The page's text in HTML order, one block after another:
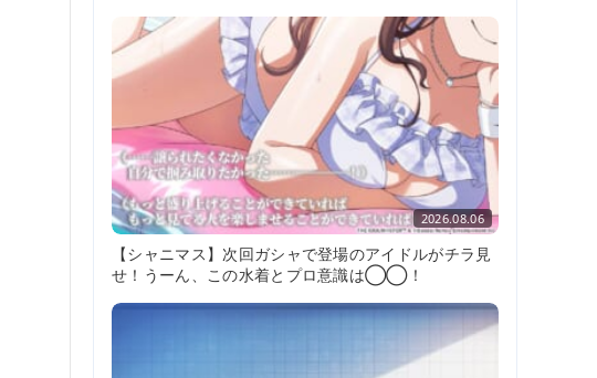
2026.08.06
【シャニマス】次回ガシャで登場のアイドルがチラ見
せ！うーん、この水着とプロ意識は◯◯！